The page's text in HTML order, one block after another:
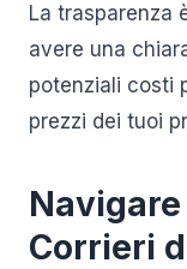
La trasparenza
avere una
potenziali costi
prezzi dei tuoi
Corrieri